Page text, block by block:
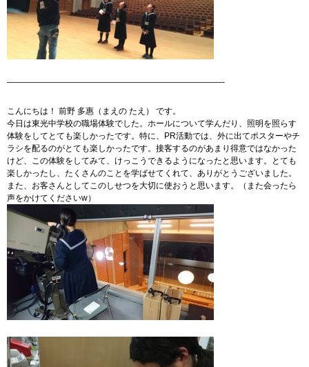
——————————————————————————-
こんにちは！ 前野 多惠（まえの たえ） です。
今日は東光中学校の職場体験でした。ホールについて学んだり、照明を照らす
体験をしてとても楽しかったです。特に、PR活動では、外に出てポスターやチ
ラシを配るのがとても楽しかったです。接客するのがあまり得意ではなかった
けど、この体験をしてみて、けっこうできるようになったと思います。とても
楽しかったし、たくさんのことを学ばせてくれて、ありがとうございました。
また、お客さんとしてこのしせつを大切に使おうと思います。（また会ったら
声をかけてくださいw）